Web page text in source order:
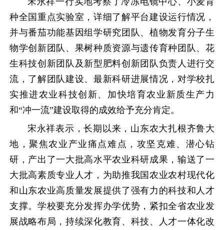
种全国重点实验室，详细了解平台建设运行情况，
并与番茄功能基因组学研究团队、植物发育分子生
物学创新团队、果树种质资源与遗传育种团队、花
生科技创新团队及新型肥料创新团队负责人进行交
流，了解团队建设、最新科研进展情况，对学校扎
实推进农业科技创新、加快培育农业新质生产力
和“冲一流”建设取得的成效给予充分肯定。
宋永祥表示，长期以来，山东农大扎根齐鲁大
地，聚焦农业产业痛点难点，攻坚克难、潜心钻
研，产出了一大批高水平农业科研成果，输送了一
大批高素质专业人才，为助推我国农业农村现代化
和山东农业高质量发展提供了强有力的科技和人才
支撑。学校要充分发挥办学优势，紧扣全省农业发
展战略布局，持续深化教育、科技、人才一体化改